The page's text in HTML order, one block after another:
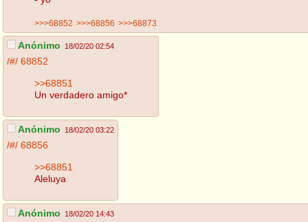
>>>68852 >>>68856 >>>68873
Anónimo 18/02/20 02:54
/#/ 68852
>>68851
Un verdadero amigo*
Anónimo 18/02/20 03:22
/#/ 68856
>>68851
Aleluya
Anónimo 18/02/20 14:43